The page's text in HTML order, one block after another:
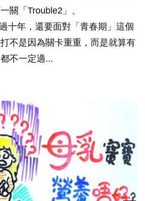
關「Trouble2」、
十年，還要面對「青春期」這個
不是因為關卡重重，而是就算有
不一定適...